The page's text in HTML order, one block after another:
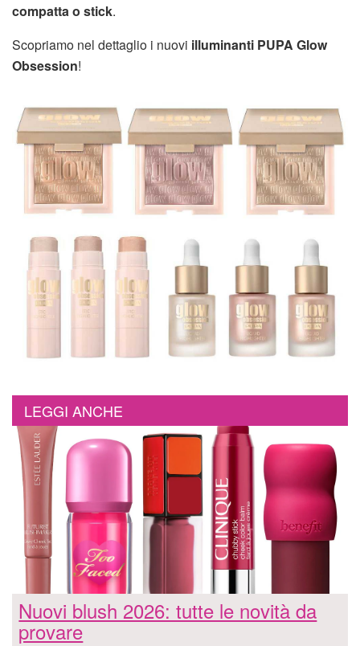
compatta o stick.
Scopriamo nel dettaglio i nuovi illuminanti PUPA Glow
Obsession!
LEGGI ANCHE
Nuovi blush 2026: tutte le novità da
provare